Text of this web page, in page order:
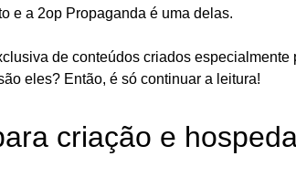
e a 2op Propaganda é uma delas.
de conteúdos criados
eles? Então, é só continuar a leitura!
criação e